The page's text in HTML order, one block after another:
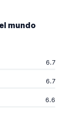
mundo
6.7
6.7
6.6